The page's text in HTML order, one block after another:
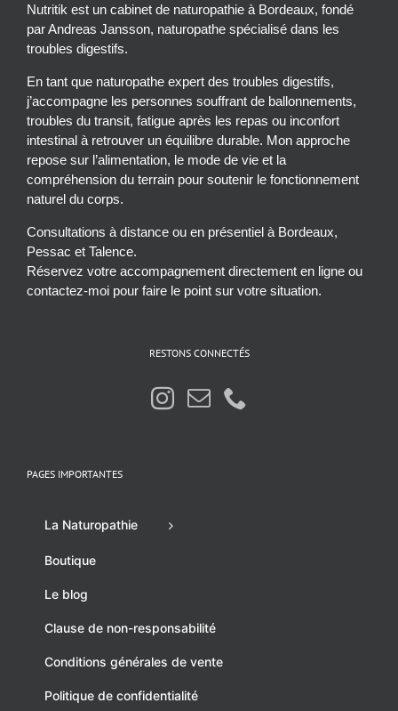
Nutritik est un cabinet de naturopathie à Bordeaux, fondé
par Andreas Jansson, naturopathe spécialisé dans les
troubles digestifs.
En tant que naturopathe expert des troubles digestifs,
j’accompagne les personnes souffrant de ballonnements,
troubles du transit, fatigue après les repas ou inconfort
intestinal à retrouver un équilibre durable. Mon approche
repose sur l’alimentation, le mode de vie et la
compréhension du terrain pour soutenir le fonctionnement
naturel du corps.
Consultations à distance ou en présentiel à Bordeaux,
Pessac et Talence.
Réservez votre accompagnement directement en ligne ou
contactez-moi pour faire le point sur votre situation.
RESTONS CONNECTÉS
PAGES IMPORTANTES
La Naturopathie
Boutique
Le blog
Clause de non-responsabilité
Conditions générales de vente
Politique de confidentialité